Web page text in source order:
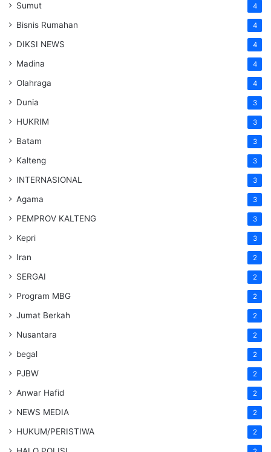
Sumut 4
Bisnis Rumahan 4
DIKSI NEWS 4
Madina 4
Olahraga 4
Dunia 3
HUKRIM 3
Batam 3
Kalteng 3
INTERNASIONAL 3
Agama 3
PEMPROV KALTENG 3
Kepri 3
Iran 2
SERGAI 2
Program MBG 2
Jumat Berkah 2
Nusantara 2
begal 2
PJBW 2
Anwar Hafid 2
NEWS MEDIA 2
HUKUM/PERISTIWA 2